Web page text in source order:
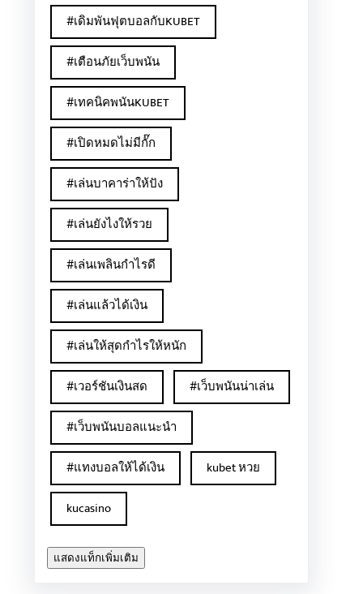
#เดิมพันฟุตบอลกับKUBET
#เตือนภัยเว็บพนัน
#เทคนิคพนันKUBET
#เปิดหมดไม่มีกั๊ก
#เล่นบาคาร่าให้ปัง
#เล่นยังไงให้รวย
#เล่นเพลินกำไรดี
#เล่นแล้วได้เงิน
#เล่นให้สุดกำไรให้หนัก
#เวอร์ชันเงินสด
#เว็บพนันน่าเล่น
#เว็บพนันบอลแนะนำ
#แทงบอลให้ได้เงิน
kubet หวย
kucasino
แสดงแท็กเพิ่มเติม